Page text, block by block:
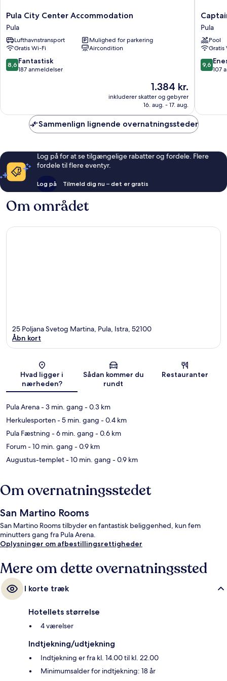
Pula
City
Center
Accommodation
Pula
Pula City Center Accommodation
Pula
Lufthavnstransport
Mulighed for parkering
Gratis Wi-Fi
Aircondition
8.6
ud
anmeldelser
8,6 Fantastisk
187 anmeldelser
Prisen
1.384 kr.
1.384 kr.
inkluderer skatter og gebyrer
16. aug. - 17. aug.
Captain
Emo
City
Pula
Pula
Pool
Gratis
9.6
ud
9,6
107
Sammenlign lignende overnatningssteder
Log på for at se tilgængelige rabatter og fordele. Flere
fordele til flere eventyr.
Log på Tilmeld dig nu – det er gratis
Om området
Kort
25 Poljana Svetog Martina, Pula, Istra, 52100
Åbn kort
Hvad ligger i
nærheden?
Sådan kommer du
rundt
Restauranter
Pula Arena- 3 min. gang - 0.3 km
Herkulesporten- 5 min. gang - 0.4 km
Pula Fæstning - 6 min. gang - 0.6 km
Forum- 10 min. gang - 0.9 km
Augustus-templet- 10 min. gang - 0.9 km
Om overnatningsstedet
San Martino Rooms
San Martino Rooms tilbyder en fantastisk beliggenhed, kun fem
minutters gang fra Pula Arena.
Oplysninger om afbestillingsrettigheder
Mere om dette overnatningssted
I korte træk
Hotellets størrelse
4 værelser
Indtjekning/udtjekning
Indtjekning er fra kl. 14.00 til kl. 22.00
Minimumsalder for indtjekning: 18 år